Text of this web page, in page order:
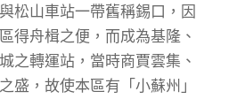
松山車站一帶舊稱錫口，因
得舟楫之便，而成為基隆、
之轉運站，當時商賈雲集、
盛，故使本區有「小蘇州」